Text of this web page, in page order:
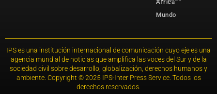
África
Mundo
IPS es una institución internacional de comunicación cuyo eje es una
agencia mundial de noticias que amplifica las voces del Sur y de la
sociedad civil sobre desarrollo, globalización, derechos humanos y
ambiente. Copyright © 2025 IPS-Inter Press Service. Todos los
derechos reservados.